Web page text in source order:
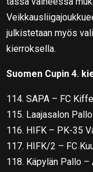
julkistetaan myös
kierroksella.
Suomen Cupin 4.
114. SAPA – FC
115. Laajasalon
116. HIFK – PK-35
117. HIFK/2 – FC
118. Käpylän Pallo –